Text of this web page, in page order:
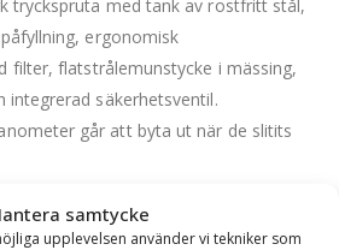
samtycke
upplevelsen använder vi tekniker som
tryckspruta med tank av rostfritt stål,
ergonomisk
filter, flatstrålemunstycke i mässing,
integrerad säkerhetsventil.
går att byta ut när de slitits
bärremmar för bekvämare och